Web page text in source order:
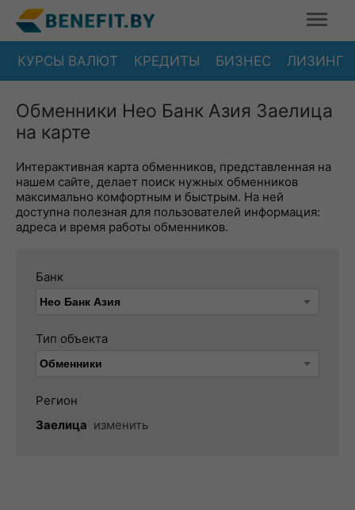
КУРСЫ ВАЛЮТ КРЕДИТЫ БИЗНЕС ЛИЗИНГ
Обменники Нео Банк Азия Заелица
на карте
Интерактивная карта обменников, представленная на
нашем сайте, делает поиск нужных обменников
максимально комфортным и быстрым. На ней
доступна полезная для пользователей информация:
адреса и время работы обменников.
Банк
Тип объекта
Регион
Заелица изменить